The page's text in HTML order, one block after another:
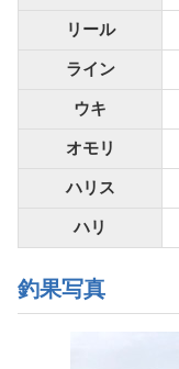
リール
ライン
ウキ
オモリ
ハリス
ハリ
釣果写真